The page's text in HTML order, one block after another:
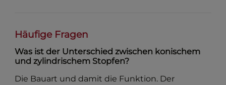
Häufige Fragen
Was ist der Unterschied zwischen konischem
und zylindrischem Stopfen?
Die Bauart und damit die Funktion. Der